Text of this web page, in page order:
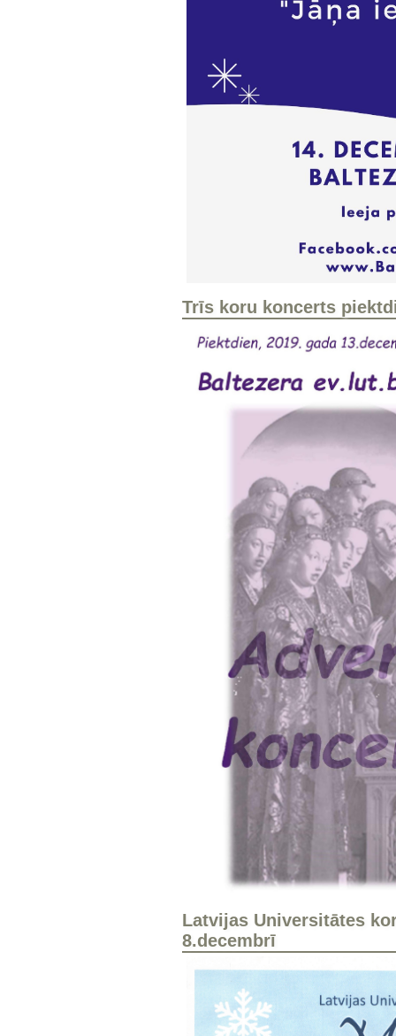
Trīs koru koncerts
Latvijas Universitātes
8.decembrī